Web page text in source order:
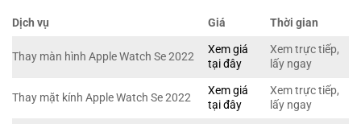
Dịch vụ Giá Thời gian
Thay màn hình Apple Watch Se 2022
Xem giá
tại đây
Xem trực tiếp,
lấy ngay
Thay mặt kính Apple Watch Se 2022
Xem giá
tại đây
Xem trực tiếp,
lấy ngay